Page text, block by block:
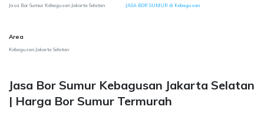
Jasa Bor Sumur Kebagusan Jakarta Selatan JASA BOR SUMUR di Kebagusan
Area
Kebagusan Jakarta Selatan
Jasa Bor Sumur Kebagusan Jakarta Selatan
| Harga Bor Sumur Termurah